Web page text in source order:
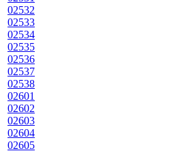
02532
02533
02534
02535
02536
02537
02538
02601
02602
02603
02604
02605